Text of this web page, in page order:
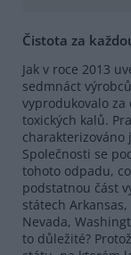
Čistota za
Jak v roce 2013
sedmnáct
vyprodukovalo
toxických kalů.
charakterizováno
Společnosti se
tohoto odpadu,
podstatnou část
státech
Nevada,
to důležité?